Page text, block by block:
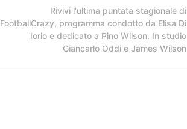
Rivivi l'ultima puntata stagionale di
FootballCrazy, programma condotto da Elisa Di
Iorio e dedicato a Pino Wilson. In studio
Giancarlo Oddi e James Wilson